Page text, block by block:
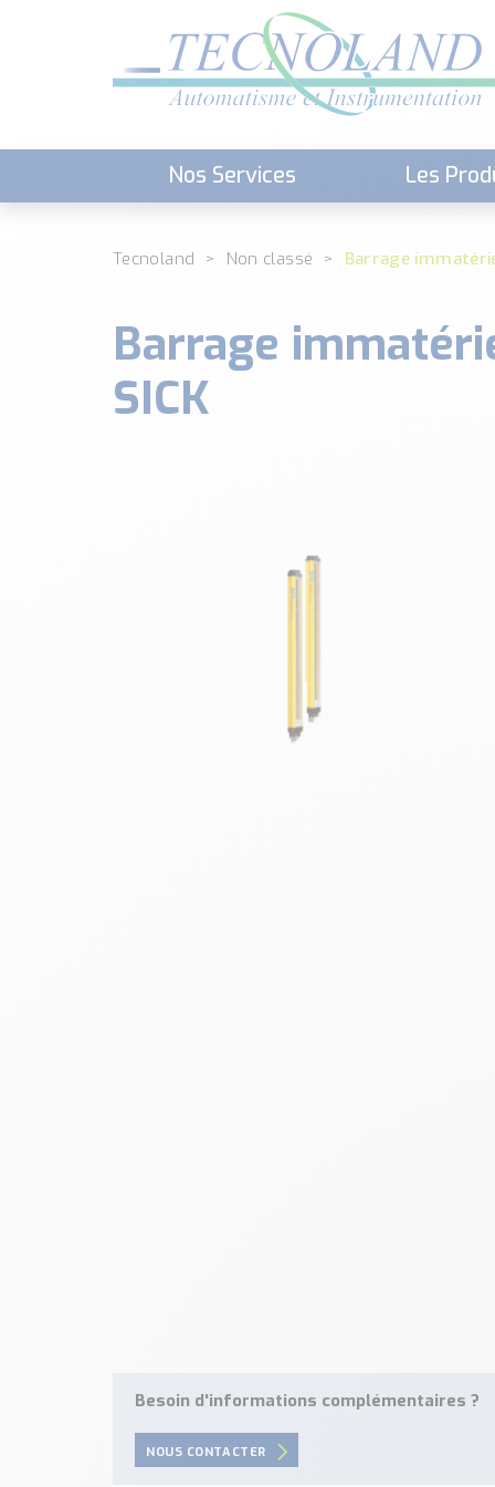
Nos Services Les
Tecnoland Non classé Barrage
Barrage
SICK
Besoin d'informations complémentaires ?
NOUS CONTACTER